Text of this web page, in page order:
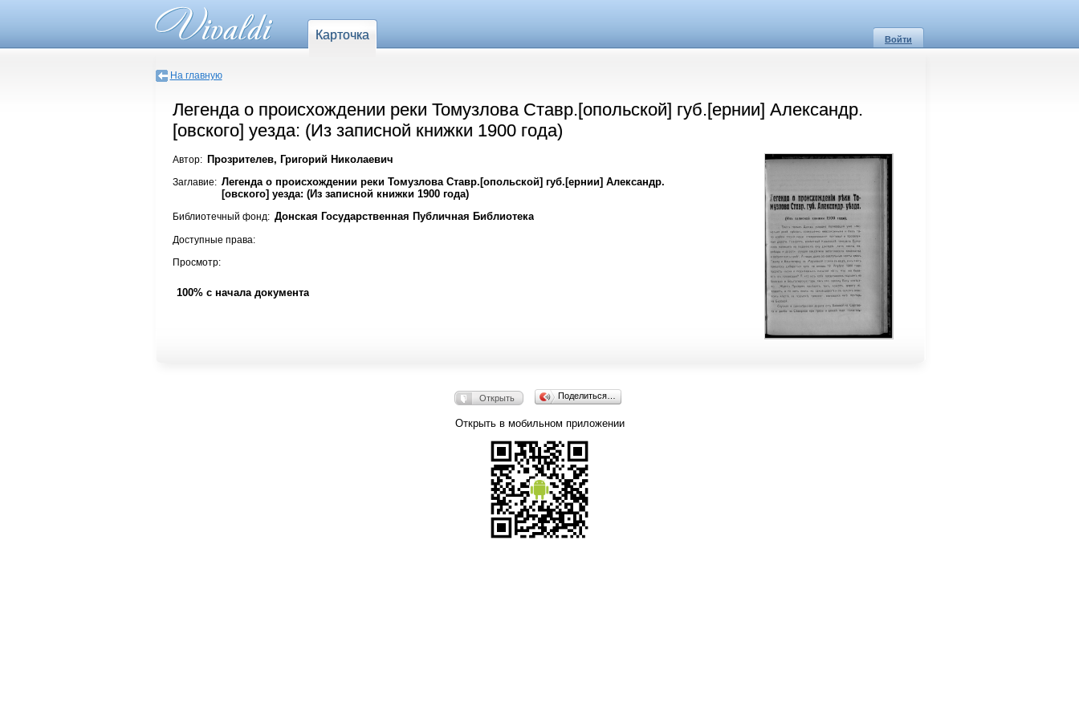
Карточка Войти
На главную
Легенда о происхождении реки Томузлова Ставр.[опольской] губ.[ернии] Александр.
[овского] уезда: (Из записной книжки 1900 года)
Автор: Прозрителев, Григорий Николаевич
Заглавие: Легенда о происхождении реки Томузлова Ставр.[опольской] губ.[ернии] Александр.
[овского] уезда: (Из записной книжки 1900 года)
Библиотечный фонд: Донская Государственная Публичная Библиотека
Доступные права:
Просмотр:
100% с начала документа
Открыть Поделиться…
Открыть в мобильном приложении